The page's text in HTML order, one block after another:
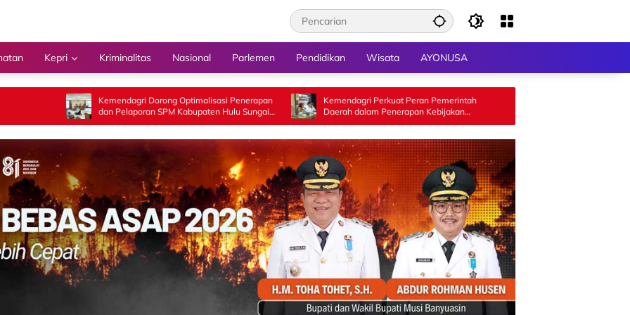
Kepri Kriminalitas Nasional Parlemen Pendidikan Wisata AYONUSA
Kemendagri Dorong Optimalisasi Penerapan
dan Pelaporan SPM Kabupaten Hulu Sungai
Selatan Tahun 2026
Kemendagri Perkuat Peran Pemerintah
Daerah dalam Penerapan Kebijakan
Penyelenggaraan Transmigrasi